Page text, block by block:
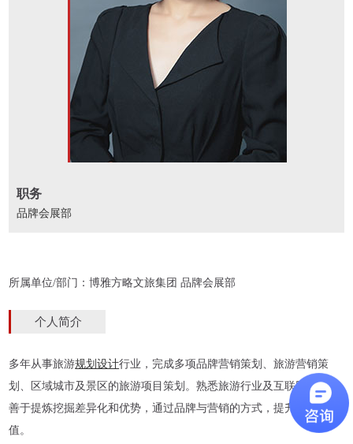
职务
品牌会展部
所属单位/部门：博雅方略文旅集团 品牌会展部
个人简介
多年从事旅游规划设计行业，完成多项品牌营销策划、旅游营销策
划、区域城市及景区的旅游项目策划。熟悉旅游行业及互联网营销，
善于提炼挖掘差异化和优势，通过品牌与营销的方式，提升景区价
值。